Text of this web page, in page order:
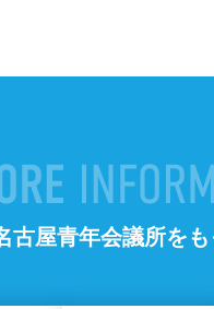
古屋青年会議所を